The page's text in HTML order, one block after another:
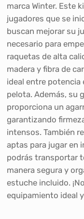
marca Winter. Este
jugadores que se
buscan mejorar su
necesario para
raquetas de alta
madera y fibra de
ideal entre potencia
pelota. Además, su
proporciona un
garantizando
intensos. También
aptas para jugar en
podrás transportar
manera segura y
estuche incluido.
equipamiento ideal